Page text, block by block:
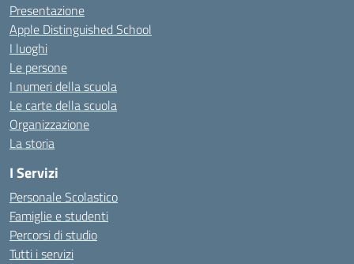
Presentazione
Apple Distinguished School
I luoghi
Le persone
I numeri della scuola
Le carte della scuola
Organizzazione
La storia
I Servizi
Personale Scolastico
Famiglie e studenti
Percorsi di studio
Tutti i servizi